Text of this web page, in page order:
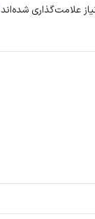
علامت‌گذاری شده‌اند